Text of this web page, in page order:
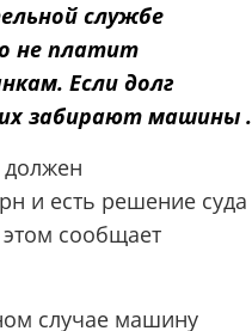
службе
не платит
Если долг
забирают машины .
должен
и есть решение суда
сообщает
случае машину